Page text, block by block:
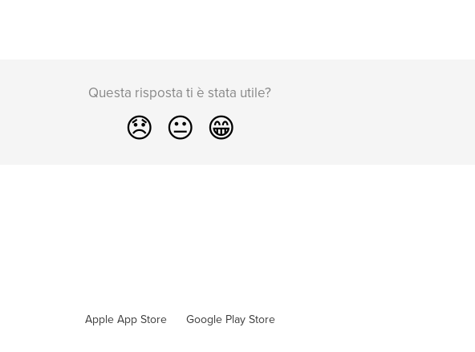
Questa risposta ti è stata utile?
😞 😐 😁
Apple App Store Google Play Store